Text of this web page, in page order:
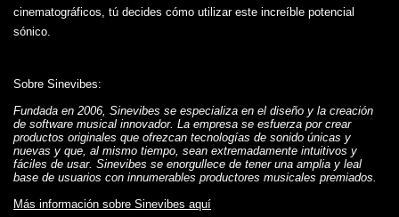
cinematográficos, tú decides cómo utilizar este increíble potencial
sónico.
Sobre Sinevibes:
Fundada en 2006, Sinevibes se especializa en el diseño y la creación
de software musical innovador. La empresa se esfuerza por crear
productos originales que ofrezcan tecnologías de sonido únicas y
nuevas y que, al mismo tiempo, sean extremadamente intuitivos y
fáciles de usar. Sinevibes se enorgullece de tener una amplia y leal
base de usuarios con innumerables productores musicales premiados.
Más información sobre Sinevibes aquí